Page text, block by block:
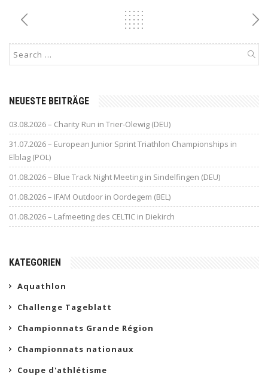
NEUESTE BEITRÄGE
03.08.2026 – Charity Run in Trier-Olewig (DEU)
31.07.2026 – European Junior Sprint Triathlon Championships in
Elblag (POL)
01.08.2026 – Blue Track Night Meeting in Sindelfingen (DEU)
01.08.2026 – IFAM Outdoor in Oordegem (BEL)
01.08.2026 – Lafmeeting des CELTIC in Diekirch
KATEGORIEN
Aquathlon
Challenge Tageblatt
Championnats Grande Région
Championnats nationaux
Coupe d'athlétisme